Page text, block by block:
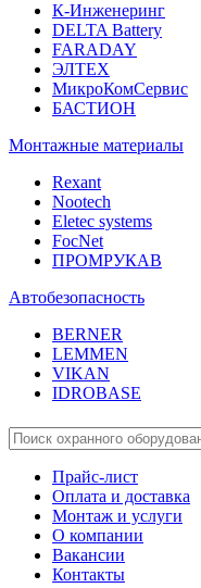
К-Инженеринг
DELTA Battery
FARADAY
ЭЛТЕХ
МикроКомСервис
БАСТИОН
Монтажные материалы
Rexant
Nootech
Eletec systems
FocNet
ПРОМРУКАВ
Автобезопасность
BERNER
LEMMEN
VIKAN
IDROBASE
Прайс-лист
Оплата и доставка
Монтаж и услуги
О компании
Вакансии
Контакты